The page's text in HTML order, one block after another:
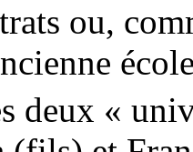
ou,
deux «